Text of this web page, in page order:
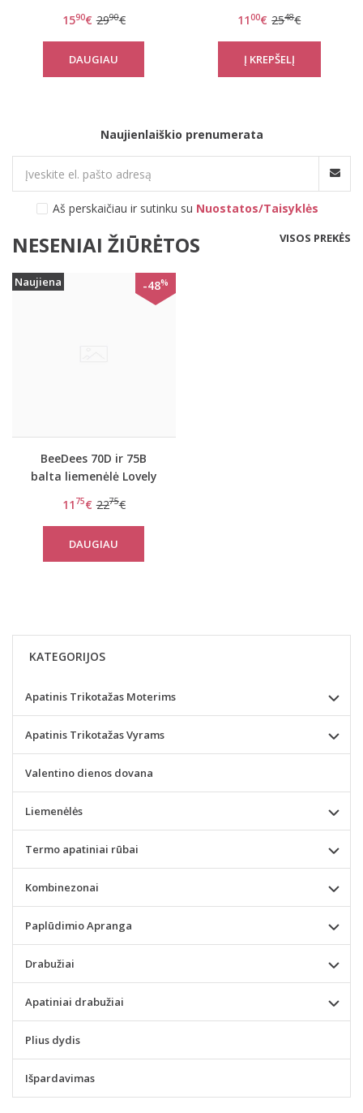
1590€ 2990€
DAUGIAU
1100€ 2548€
Naujienlaiškio prenumerata
Aš perskaičiau ir sutinku su Nuostatos/Taisyklės
NESENIAI ŽIŪRĖTOS VISOS PREKĖS
Naujiena -48%
BeeDees 70D ir 75B
balta liemenėlė Lovely
11 75€ 2275€
DAUGIAU
KATEGORIJOS
Apatinis Trikotažas Moterims
Apatinis Trikotažas Vyrams
Valentino dienos dovana
Liemenėlės
Termo apatiniai rūbai
Kombinezonai
Paplūdimio Apranga
Drabužiai
Apatiniai drabužiai
Plius dydis
Išpardavimas